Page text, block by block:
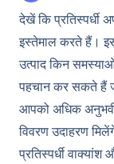
देखें कि
इस्तेमाल करते हैं।
उत्पाद किन
पहचान कर सकते हैं
आपको अधिक अनुभवी
विवरण उदाहरण
प्रतिस्पर्धी वाक्यांश